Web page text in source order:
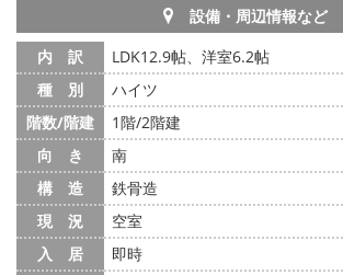
設備・周辺情報など
内 訳
LDK12.9帖、洋室6.2帖
種 別
ハイツ
階数/階建
1階/2階建
向 き
南
構 造
鉄骨造
現 況
空室
入 居
即時